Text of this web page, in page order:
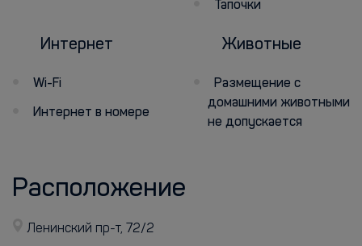
Тапочки
Интернет
Wi-Fi
Интернет в номере
Животные
Размещение с
домашними животными
не допускается
Расположение
Ленинский пр-т, 72/2